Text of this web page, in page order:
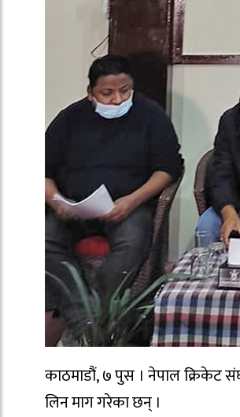
काठमाडौं, ७ पुस । नेपाल क्रिकेट
लिन माग गरेका छन् ।